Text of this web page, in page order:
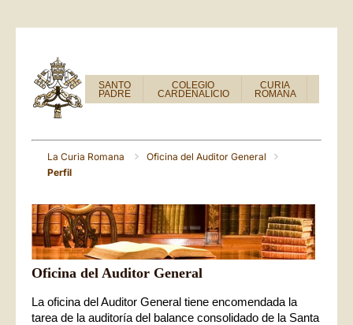
SANTO
PADRE
COLEGIO
CARDENALICIO
CURIA
ROMANA
La Curia Romana
Oficina del Auditor General
Perfil
Oficina del Auditor General
La oficina del Auditor General tiene encomendada la
tarea de la auditoría del balance consolidado de la Santa